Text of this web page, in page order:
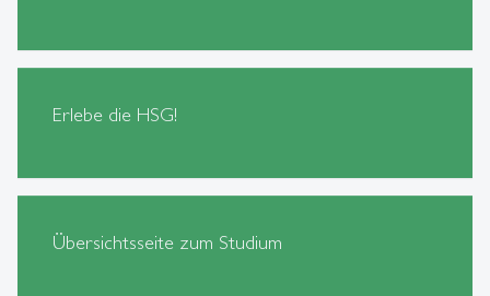
Erlebe die HSG!
Übersichtsseite zum Studium